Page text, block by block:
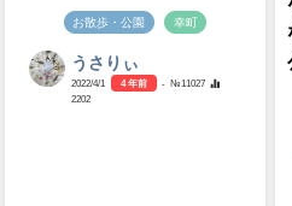
お散歩・公園 幸町
うさりぃ
2022/4/1 4 年前
- №11027
2202